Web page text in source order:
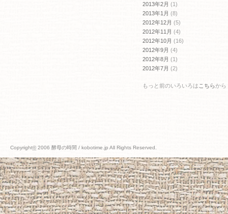
2013年2月 (1)
2013年1月 (8)
2012年12月 (5)
2012年11月 (4)
2012年10月 (16)
2012年9月 (4)
2012年8月 (1)
2012年7月 (2)
もっと前のいろいろは こちらから
Copyright© 2006 酵母の時間 / kobotime.jp All Rights Reserved.